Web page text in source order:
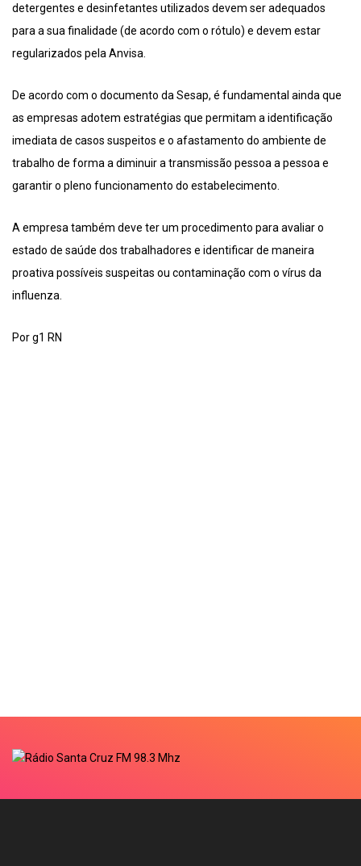
detergentes e desinfetantes utilizados devem ser adequados
para a sua finalidade (de acordo com o rótulo) e devem estar
regularizados pela Anvisa.
De acordo com o documento da Sesap, é fundamental ainda que
as empresas adotem estratégias que permitam a identificação
imediata de casos suspeitos e o afastamento do ambiente de
trabalho de forma a diminuir a transmissão pessoa a pessoa e
garantir o pleno funcionamento do estabelecimento.
A empresa também deve ter um procedimento para avaliar o
estado de saúde dos trabalhadores e identificar de maneira
proativa possíveis suspeitas ou contaminação com o vírus da
influenza.
Por g1 RN